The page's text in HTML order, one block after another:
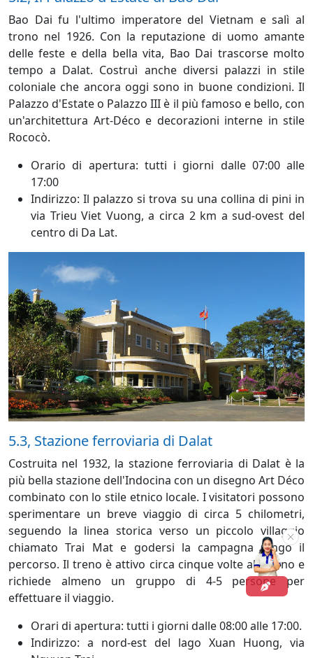
Bao Dai fu l'ultimo imperatore del Vietnam e salì al
trono nel 1926. Con la reputazione di uomo amante
delle feste e della bella vita, Bao Dai trascorse molto
tempo a Dalat. Costruì anche diversi palazzi in stile
coloniale che ancora oggi sono in buone condizioni. Il
Palazzo d'Estate o Palazzo III è il più famoso e bello, con
un'architettura Art-Déco e decorazioni interne in stile
Rococò.
Orario di apertura: tutti i giorni dalle 07:00 alle
17:00
Indirizzo: Il palazzo si trova su una collina di pini in
via Trieu Viet Vuong, a circa 2 km a sud-ovest del
centro di Da Lat.
5.3, Stazione ferroviaria di Dalat
Costruita nel 1932, la stazione ferroviaria di Dalat è la
più bella stazione dell'Indocina con un disegno Art Déco
combinato con lo stile etnico locale. I visitatori possono
sperimentare un breve viaggio di circa 5 chilometri,
seguendo la linea storica verso un piccolo villaggio
chiamato Trai Mat e godersi la campagna lungo il
percorso. Il treno è attivo circa cinque volte al giorno e
richiede almeno un gruppo di 4-5 persone per
effettuare il viaggio.
Orari di apertura: tutti i giorni dalle 08:00 alle 17:00.
Indirizzo: a nord-est del lago Xuan Huong, via